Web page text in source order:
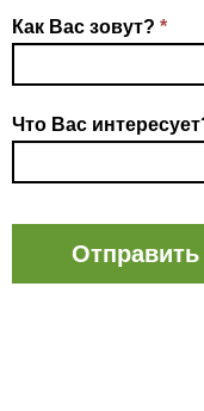
Как Вас зовут? *
Что Вас